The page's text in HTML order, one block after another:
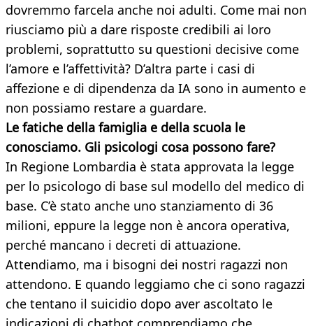
dovremmo farcela anche noi adulti. Come mai non
riusciamo più a dare risposte credibili ai loro
problemi, soprattutto su questioni decisive come
l’amore e l’affettività? D’altra parte i casi di
affezione e di dipendenza da IA sono in aumento e
non possiamo restare a guardare.
Le fatiche della famiglia e della scuola le
conosciamo. Gli psicologi cosa possono fare?
In Regione Lombardia è stata approvata la legge
per lo psicologo di base sul modello del medico di
base. C’è stato anche uno stanziamento di 36
milioni, eppure la legge non è ancora operativa,
perché mancano i decreti di attuazione.
Attendiamo, ma i bisogni dei nostri ragazzi non
attendono. E quando leggiamo che ci sono ragazzi
che tentano il suicidio dopo aver ascoltato le